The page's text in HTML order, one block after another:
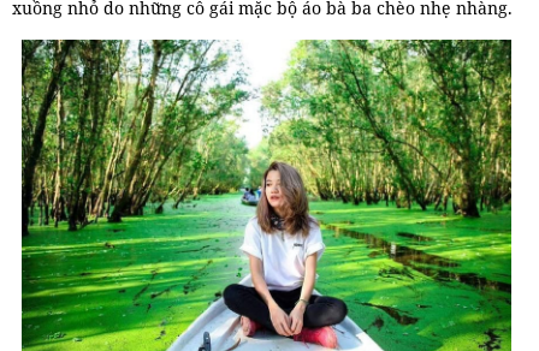
xuồng nhỏ do những cô gái mặc bộ áo bà ba chèo nhẹ nhàng.